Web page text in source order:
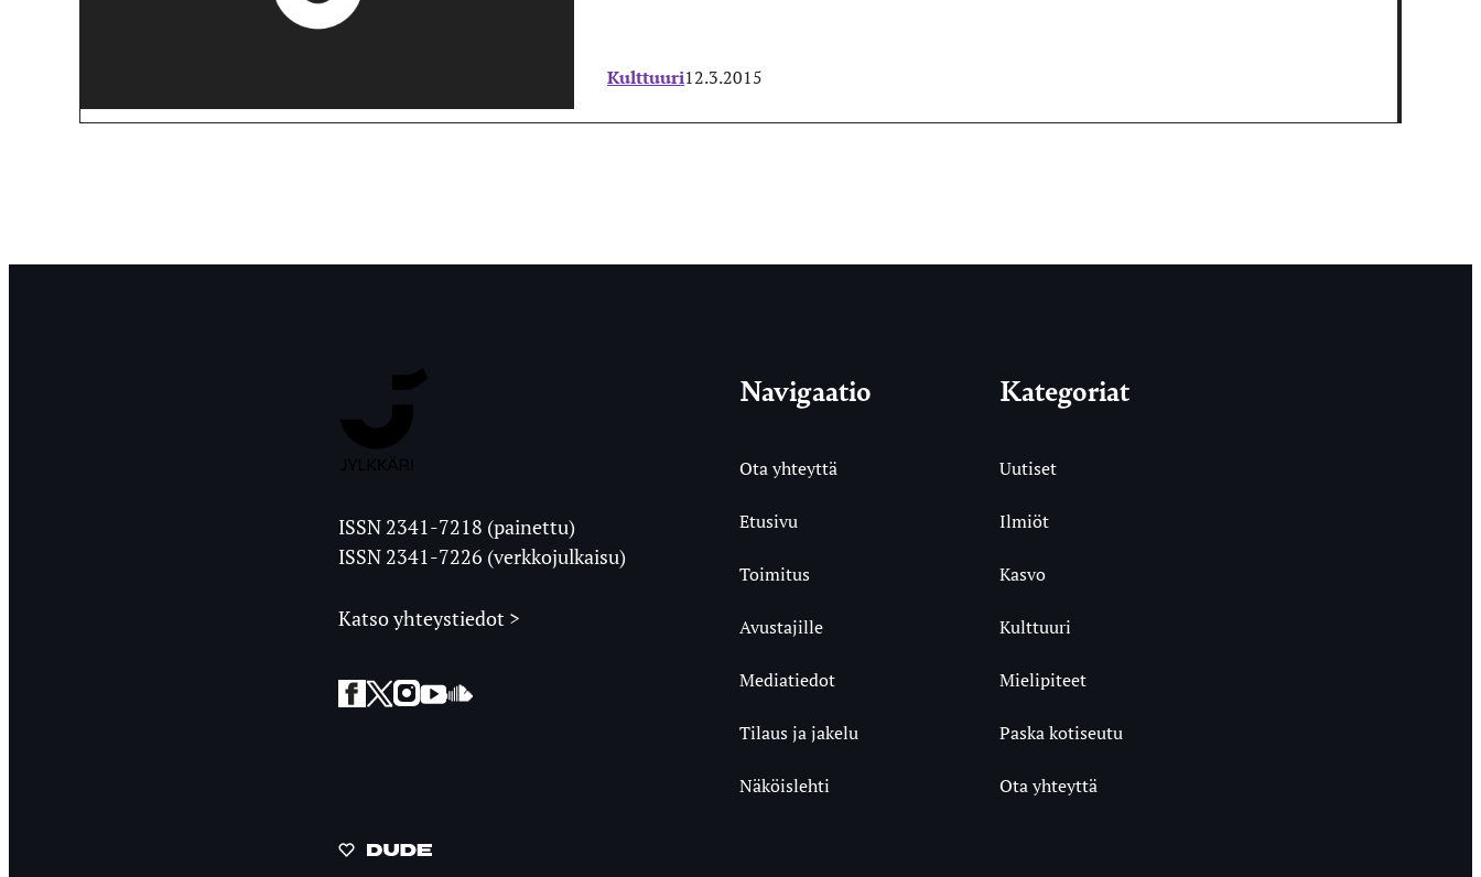
Kulttuuri12.3.2015
Ylioppilaslehti
ISSN 2341-7218 (painettu)
ISSN 2341-7226 (verkkojulkaisu)
Katso yhteystiedot >
Facebook
Twitter
Instagram
YouTubeSoundCloud
Navigaatio
Ota yhteyttä
Etusivu
Toimitus
Avustajille
Mediatiedot
Tilaus ja jakelu
Näköislehti
Kategoriat
Uutiset
Ilmiöt
Kasvo
Kulttuuri
Mielipiteet
Paska kotiseutu
Ota yhteyttä